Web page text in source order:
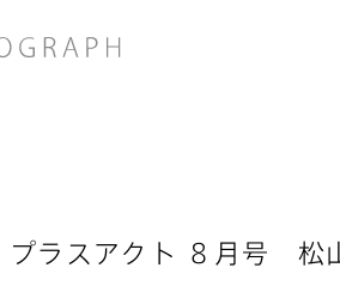
プラスアクト ８月号